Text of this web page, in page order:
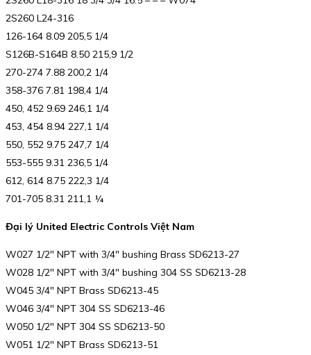
2S260 L24-316
126-164 8.09 205,5 1/4
S126B-S164B 8.50 215,9 1/2
270-274 7.88 200,2 1/4
358-376 7.81 198,4 1/4
450, 452 9.69 246,1 1/4
453, 454 8.94 227,1 1/4
550, 552 9.75 247,7 1/4
553-555 9.31 236,5 1/4
612, 614 8.75 222,3 1/4
701-705 8.31 211,1 ¼
Đại lý United Electric Controls Việt Nam
W027 1/2″ NPT with 3/4″ bushing Brass SD6213-27
W028 1/2″ NPT with 3/4″ bushing 304 SS SD6213-28
W045 3/4″ NPT Brass SD6213-45
W046 3/4″ NPT 304 SS SD6213-46
W050 1/2″ NPT 304 SS SD6213-50
W051 1/2″ NPT Brass SD6213-51